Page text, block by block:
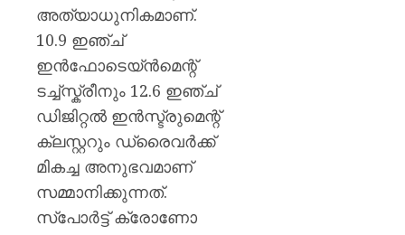
അത്യാധുനികമാണ്.
10.9 ഇഞ്ച്
ഇൻഫോടെയ്ൻമെന്റ്
ടച്ച്‌സ്ക്രീനും 12.6 ഇഞ്ച്
ഡിജിറ്റൽ ഇൻസ്ട്രുമെന്റ്
ക്ലസ്റ്ററും ഡ്രൈവർക്ക്
മികച്ച അനുഭവമാണ്
സമ്മാനിക്കുന്നത്.
സ്പോർട്ട് ക്രോണോ